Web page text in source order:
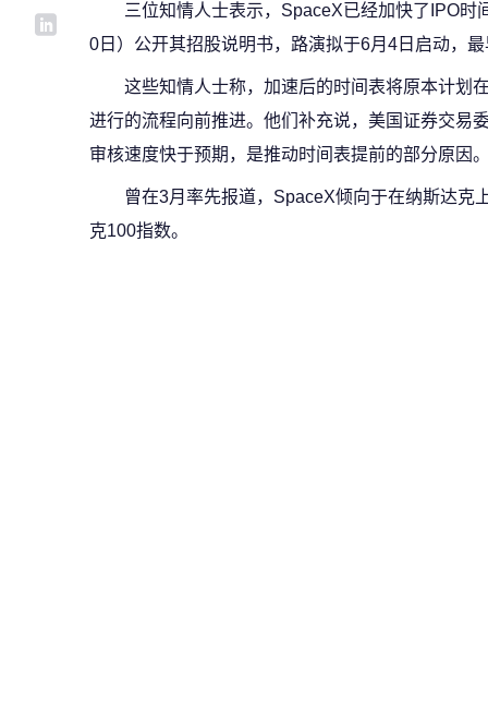
三位知情人士表示，SpaceX已经加快了IPO
0日）公开其招股说明书，路演拟于6月4日启动，
这些知情人士称，加速后的时间表将原本计划
进行的流程向前推进。他们补充说，美国证券交易
审核速度快于预期，是推动时间表提前的部分原因
曾在3月率先报道，SpaceX倾向于在纳斯达克
克100指数。